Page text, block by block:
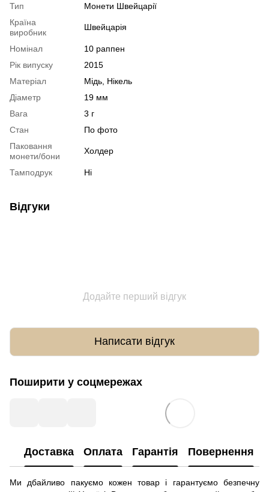
Тип
Монети Швейцарії
Країна
виробник
Швейцарія
Номінал
10 раппен
Рік випуску
2015
Матеріал
Мідь, Нікель
Діаметр
19 мм
Вага
3 г
Стан
По фото
Паковання
монети/бони
Холдер
Тамподрук Ні
Відгуки
Додайте перший відгук
Написати відгук
Поширити у соцмережах
Доставка Оплата Гарантія Повернення
Ми дбайливо пакуємо кожен товар і гарантуємо безпечну